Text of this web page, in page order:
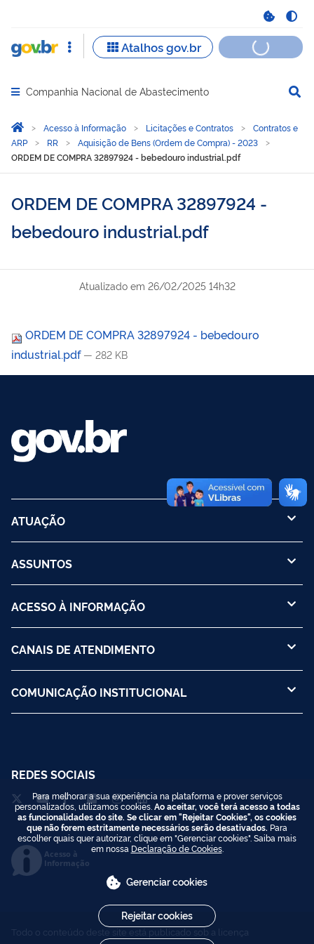
Abrir menu principal de navegação
Companhia Nacional de Abastecimento
Você está aqui:
Página Inicial
Acesso à Informação Licitações e Contratos
Contratos e
ARP
RR
Aquisição de Bens (Ordem de Compra) - 2023
ORDEM DE COMPRA 32897924 - bebedouro industrial.pdf
ORDEM DE COMPRA 32897924 -
bebedouro industrial.pdf
Atualizado em 26/02/2025 14h32
ORDEM DE COMPRA 32897924 - bebedouro
industrial.pdf — 282 KB
ATUAÇÃO
ASSUNTOS
ACESSO À INFORMAÇÃO
CANAIS DE ATENDIMENTO
COMUNICAÇÃO INSTITUCIONAL
REDES SOCIAIS
Acesso à
Informação
Todo o conteúdo deste site está publicado sob a licença
Para melhorar a sua experiência na plataforma e prover serviços
personalizados, utilizamos cookies. Ao aceitar, você terá acesso a todas
as funcionalidades do site. Se clicar em "Rejeitar Cookies", os cookies
que não forem estritamente necessários serão desativados. Para
escolher quais quer autorizar, clique em "Gerenciar cookies". Saiba mais
em nossa Declaração de Cookies.
Gerenciar cookies
Rejeitar cookies